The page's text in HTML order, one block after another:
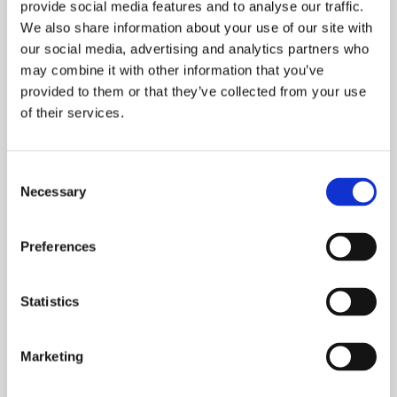
provide social media features and to analyse our traffic.
We also share information about your use of our site with
our social media, advertising and analytics partners who
may combine it with other information that you’ve
provided to them or that they’ve collected from your use
of their services.
Selection
Necessary
Preferences
Statistics
Marketing
Mads Jacobsen
Lavet nyt tag samt solcelle på nyt tag
Godt stykke arbejde og god kommunikation igennem projektet.
småudfordringer der opstod undervejs.